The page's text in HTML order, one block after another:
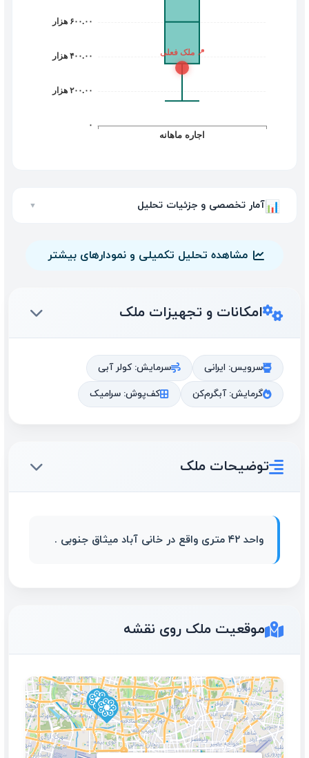
📊 آمار تخصصی و جزئیات تحلیل ▼
مشاهده تحلیل تکمیلی و نمودارهای بیشتر
امکانات و تجهیزات ملک
سرویس: ایرانی
سرمایش: کولر آبی
گرمایش: آبگرم‌کن
کف‌پوش: سرامیک
توضیحات ملک
واحد ۴۲ متری واقع در خانی آباد میثاق جنوبی .
موقعیت ملک روی نقشه